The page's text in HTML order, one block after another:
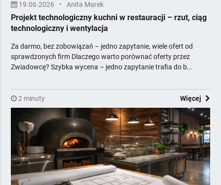
19.06.2026 • Anita Marek
Projekt technologiczny kuchni w restauracji – rzut, ciąg
technologiczny i wentylacja
Za darmo, bez zobowiązań – jedno zapytanie, wiele ofert od
sprawdzonych firm Dlaczego warto porównać oferty przez
Zwiadowcę? Szybka wycena – jedno zapytanie trafia do b...
2 minuty Więcej